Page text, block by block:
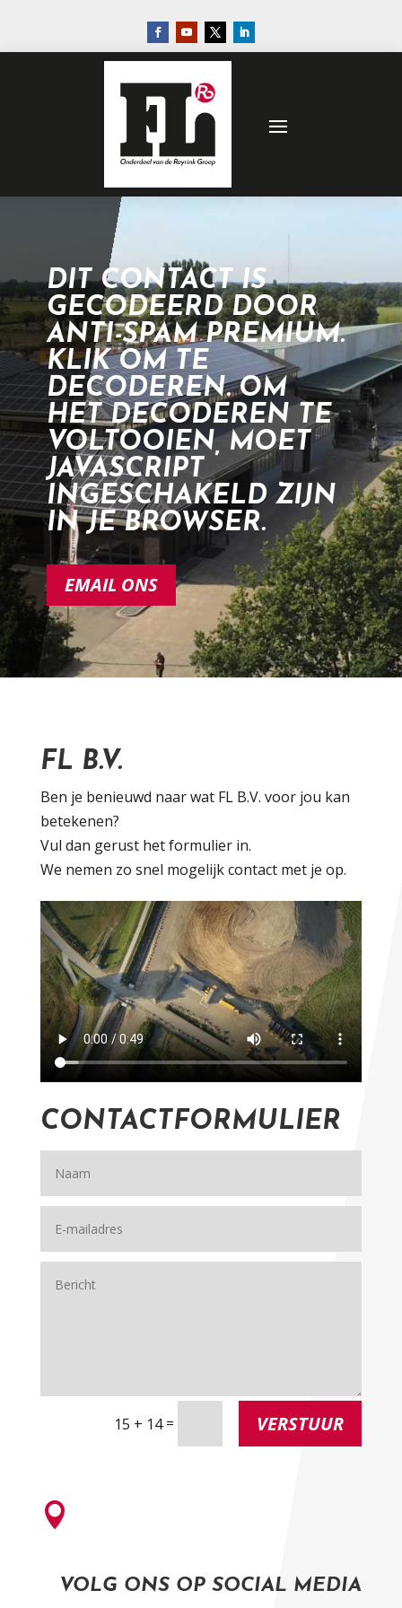
DIT CONTACT IS
GECODEERD DOOR
ANTI-SPAM PREMIUM.
KLIK OM TE
DECODEREN. OM
HET DECODEREN TE
VOLTOOIEN, MOET
JAVASCRIPT
INGESCHAKELD ZIJN
IN JE BROWSER.
EMAIL ONS
FL B.V.
Ben je benieuwd naar wat FL B.V. voor jou kan
betekenen?
Vul dan gerust het formulier in.
We nemen zo snel mogelijk contact met je op.
CONTACTFORMULIER
15 + 14= VERSTUUR

VOLG ONS OP SOCIAL MEDIA